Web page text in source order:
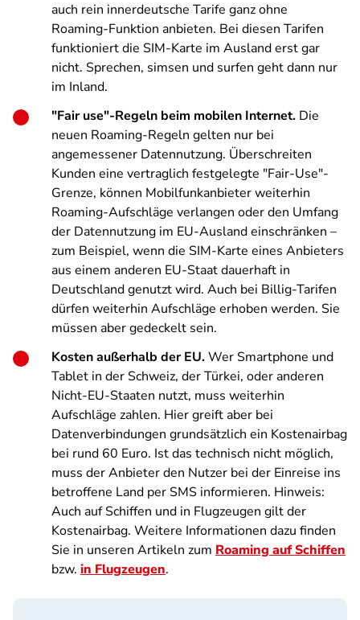
auch rein innerdeutsche Tarife ganz ohne
Roaming-Funktion anbieten. Bei diesen Tarifen
funktioniert die SIM-Karte im Ausland erst gar
nicht. Sprechen, simsen und surfen geht dann nur
im Inland.
"Fair use"-Regeln beim mobilen Internet. Die
neuen Roaming-Regeln gelten nur bei
angemessener Datennutzung. Überschreiten
Kunden eine vertraglich festgelegte "Fair-Use"-
Grenze, können Mobilfunkanbieter weiterhin
Roaming-Aufschläge verlangen oder den Umfang
der Datennutzung im EU-Ausland einschränken –
zum Beispiel, wenn die SIM-Karte eines Anbieters
aus einem anderen EU-Staat dauerhaft in
Deutschland genutzt wird. Auch bei Billig-Tarifen
dürfen weiterhin Aufschläge erhoben werden. Sie
müssen aber gedeckelt sein.
Kosten außerhalb der EU.Wer Smartphone und
Tablet in der Schweiz, der Türkei, oder anderen
Nicht-EU-Staaten nutzt, muss weiterhin
Aufschläge zahlen. Hier greift aber bei
Datenverbindungen grundsätzlich ein Kostenairbag
bei rund 60 Euro. Ist das technisch nicht möglich,
muss der Anbieter den Nutzer bei der Einreise ins
betroffene Land per SMS informieren. Hinweis:
Auch auf Schiffen und in Flugzeugen gilt der
Kostenairbag. Weitere Informationen dazu finden
Sie in unseren Artikeln zum Roaming auf Schiffen
bzw. in Flugzeugen.